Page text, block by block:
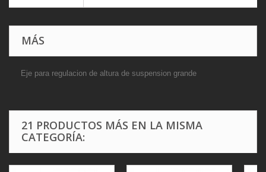
MÁS
Eje para regulacion de altura de suspension grande
21 PRODUCTOS MÁS EN LA MISMA
CATEGORÍA: